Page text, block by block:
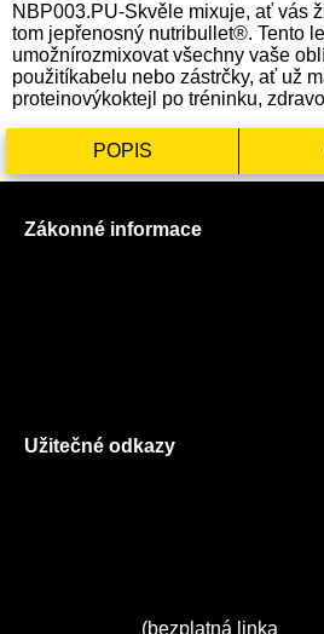
NBP003.PU-Skvěle mixuje, ať vás
tom jepřenosný nutribullet®. Tento
umožnírozmixovat všechny vaše
použitíkabelu nebo zástrčky, ať už
proteinovýkoktejl po tréninku,
POPIS
Zákonné informace
Užitečné odkazy
(bezplatná linka